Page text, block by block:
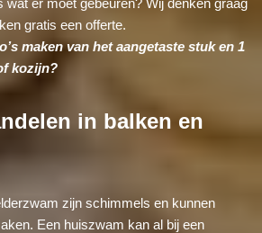
gratis een offerte.
maken van het aangetaste stuk en 1
kozijn?
in balken en
zijn schimmels en kunnen
Een huiszwam kan al bij een